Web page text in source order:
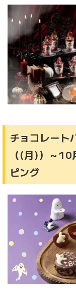
チョコレート
（(月)）～
ピング